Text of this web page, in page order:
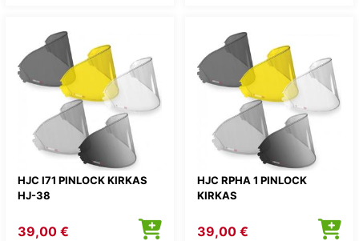
HJC I71 PINLOCK KIRKAS
HJ-38
39,00 €
HJC RPHA 1 PINLOCK
KIRKAS
39,00 €